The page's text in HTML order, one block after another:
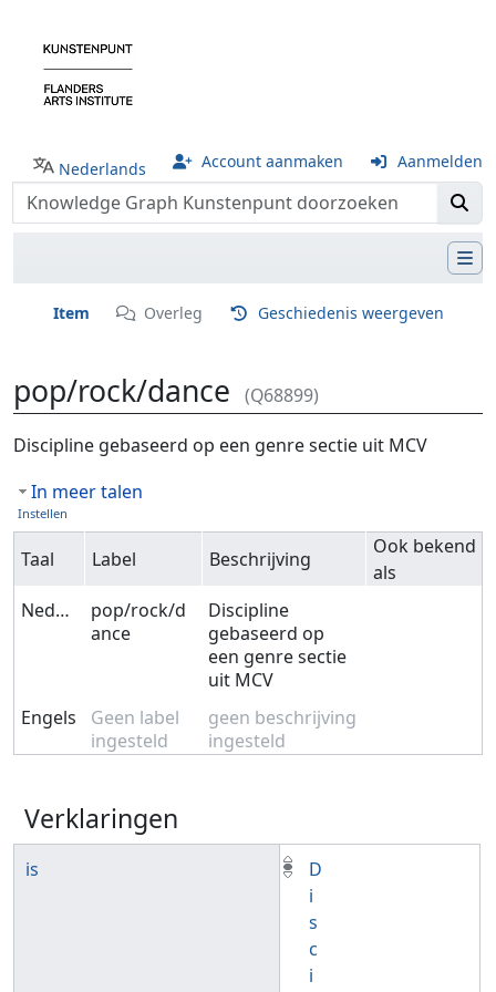
Nederlands Account aanmaken Aanmelden
Item Overleg Geschiedenis weergeven
pop/rock/dance (Q68899)
Ga naar:navigatie,zoeken
Discipline gebaseerd op een genre sectie uit MCV
In meer talen
Instellen
Taal Label Beschrijving
Ook bekend
als
Nederlands
pop/rock/d
ance
Discipline
gebaseerd op
een genre sectie
uit MCV
Engels
Geen label
ingesteld
geen beschrijving
ingesteld
Verklaringen
is
D
i
s
c
i